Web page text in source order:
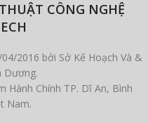
CÔNG NGHỆ
2016 bởi Sở Kế Hoạch Và &
Dương.
Hành Chính TP. Dĩ An, Bình
Nam.